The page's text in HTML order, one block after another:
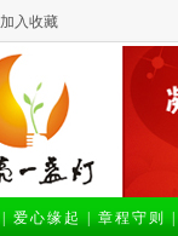
加入收藏
爱心缘起 章程守则